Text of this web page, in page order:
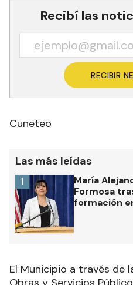
Recibí las
RECIBIR
Cuneteo
Las más leídas
María
Formosa
formación
1
El Municipio a través de